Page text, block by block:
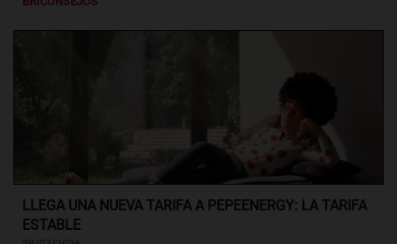
LLEGA UNA NUEVA TARIFA A PEPEENERGY: LA TARIFA
ESTABLE